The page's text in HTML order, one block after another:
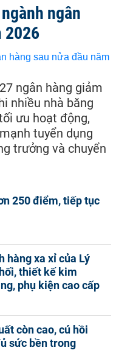
ngân
2026
ngân hàng giảm
nhiều nhà băng
ưu hoạt động,
tuyển dụng
trưởng và chuyển
250 điểm, tiếp tục
hàng xa xỉ của Lý
thiết kế kim
phụ kiện cao cấp
còn cao, cú hồi
sức bền trong